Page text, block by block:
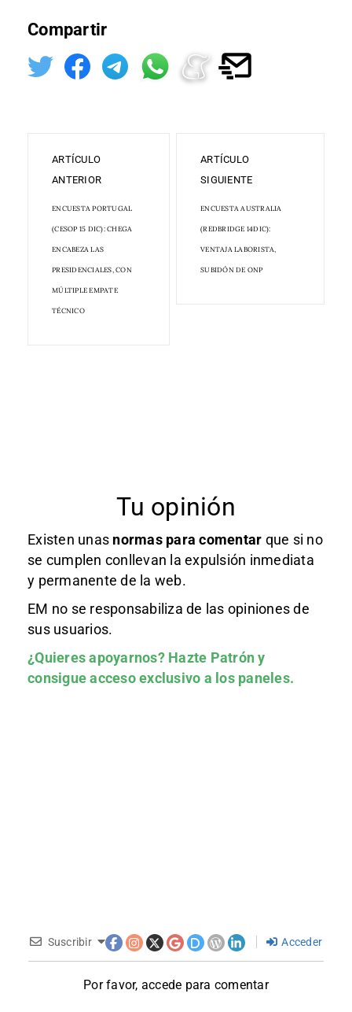
Compartir
ARTÍCULO
ANTERIOR
ENCUESTA PORTUGAL
(CESOP 15 DIC): CHEGA
ENCABEZA LAS
PRESIDENCIALES, CON
MÚLTIPLE EMPATE
TÉCNICO
ARTÍCULO
SIGUIENTE
ENCUESTA AUSTRALIA
(REDBRIDGE 14DIC):
VENTAJA LABORISTA,
SUBIDÓN DE ONP
Tu opinión
Existen unas normas para comentar que si no
se cumplen conllevan la expulsión inmediata
y permanente de la web.
EM no se responsabiliza de las opiniones de
sus usuarios.
¿Quieres apoyarnos? Hazte Patróny
consigue acceso exclusivo a los paneles.
Suscribir Acceder
Por favor, accede para comentar